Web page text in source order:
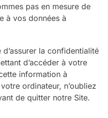
pas en mesure de
à vos données à
la confidentialité
d’accéder à votre
information à
ordinateur, n’oubliez
de quitter notre Site.